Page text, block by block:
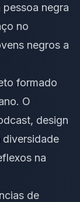
negra
no
negros a
formado
O
design
diversidade
na
de